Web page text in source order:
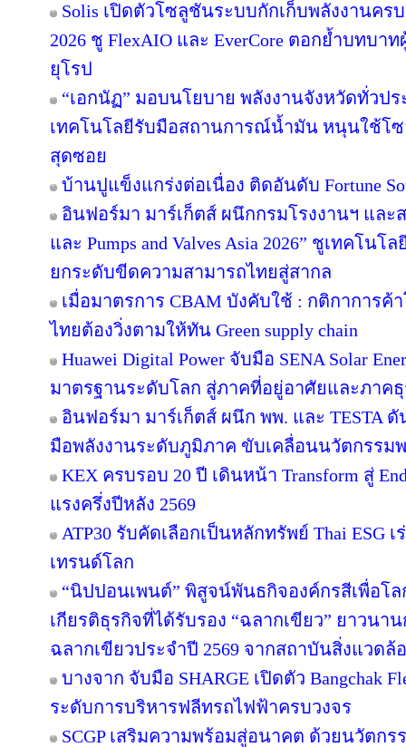
Solis เปิดตัวโซลูชันระบบกักเก็บพลังงานครบ
2026 ชู FlexAIO และ EverCore ตอกย้ำบทบา
ยุโรป
“เอกนัฏ” มอบนโยบาย พลังงานจังหวัดทั่ว
เทคโนโลยีรับมือสถานการณ์น้ำมัน หนุนใช้โซ
สุดซอย
บ้านปูแข็งแกร่งต่อเนื่อง ติดอันดับ Fortune
อินฟอร์มา มาร์เก็ตส์ ผนึกกรมโรงงานฯ และ
และ Pumps and Valves Asia 2026” ชูเทคโน
ยกระดับขีดความสามารถไทยสู่สากล
เมื่อมาตรการ CBAM บังคับใช้ : กติกาการค้
ไทยต้องวิ่งตามให้ทัน Green supply chain
Huawei Digital Power จับมือ SENA Solar
มาตรฐานระดับโลก สู่ภาคที่อยู่อาศัยและภาค
อินฟอร์มา มาร์เก็ตส์ ผนึก พพ. และ TESTA ดั
มือพลังงานระดับภูมิภาค ขับเคลื่อนนวัตกรรม
KEX ครบรอบ 20 ปี เดินหน้า Transform สู่
แรงครึ่งปีหลัง 2569
ATP30 รับคัดเลือกเป็นหลักทรัพย์ Thai ESG เ
เทรนด์โลก
“นิปปอนเพนต์” พิสูจน์พันธกิจองค์กรสีเพื่อโ
เกียรติธุรกิจที่ได้รับรอง “ฉลากเขียว” ยาวนา
ฉลากเขียวประจำปี 2569 จากสถาบันสิ่งแวดล้
บางจาก จับมือ SHARGE เปิดตัว Bangchak
ระดับการบริหารฟลีทรถไฟฟ้าครบวงจร
SCGP เสริมความพร้อมสู่อนาคต ด้วยนวัตก